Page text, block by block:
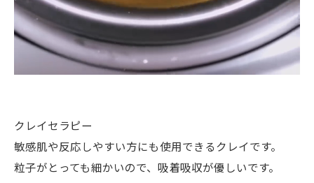
クレイセラピー
敏感肌や反応しやすい方にも使用できるクレイです。
粒子がとっても細かいので、吸着吸収が優しいです。